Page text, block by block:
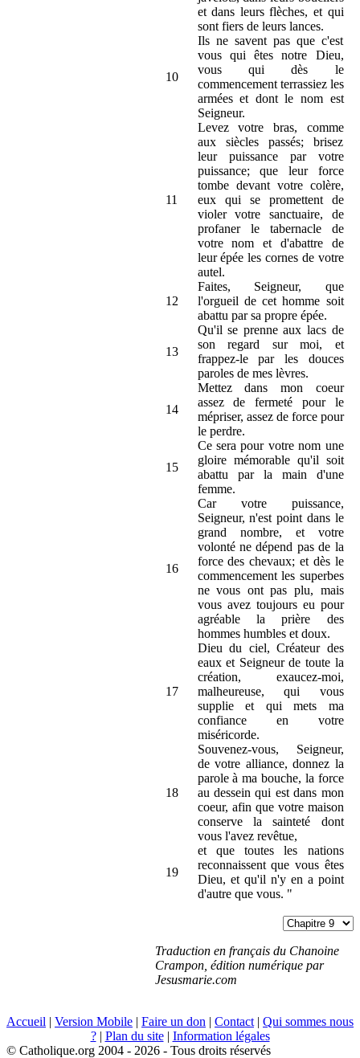
et dans leurs flèches, et qui
sont fiers de leurs lances.
10
Ils ne savent pas que c'est
vous qui êtes notre Dieu,
vous qui dès le
commencement terrassiez les
armées et dont le nom est
Seigneur.
11
Levez votre bras, comme
aux siècles passés; brisez
leur puissance par votre
puissance; que leur force
tombe devant votre colère,
eux qui se promettent de
violer votre sanctuaire, de
profaner le tabernacle de
votre nom et d'abattre de
leur épée les cornes de votre
autel.
12
Faites, Seigneur, que
l'orgueil de cet homme soit
abattu par sa propre épée.
13
Qu'il se prenne aux lacs de
son regard sur moi, et
frappez-le par les douces
paroles de mes lèvres.
14
Mettez dans mon coeur
assez de fermeté pour le
mépriser, assez de force pour
le perdre.
15
Ce sera pour votre nom une
gloire mémorable qu'il soit
abattu par la main d'une
femme.
16
Car votre puissance,
Seigneur, n'est point dans le
grand nombre, et votre
volonté ne dépend pas de la
force des chevaux; et dès le
commencement les superbes
ne vous ont pas plu, mais
vous avez toujours eu pour
agréable la prière des
hommes humbles et doux.
17
Dieu du ciel, Créateur des
eaux et Seigneur de toute la
création, exaucez-moi,
malheureuse, qui vous
supplie et qui mets ma
confiance en votre
miséricorde.
18
Souvenez-vous, Seigneur,
de votre alliance, donnez la
parole à ma bouche, la force
au dessein qui est dans mon
coeur, afin que votre maison
conserve la sainteté dont
vous l'avez revêtue,
19
et que toutes les nations
reconnaissent que vous êtes
Dieu, et qu'il n'y en a point
d'autre que vous. "
Traduction en français du Chanoine
Crampon, édition numérique par
Jesusmarie.com
Accueil | Version Mobile | Faire un don | Contact | Qui sommes nous
?| Plan du site| Information légales
© Catholique.org 2004 - 2026 - Tous droits réservés